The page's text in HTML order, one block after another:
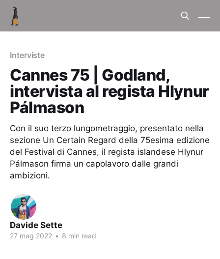
Interviste
Cannes 75 | Godland,
intervista al regista Hlynur
Pálmason
Con il suo terzo lungometraggio, presentato nella
sezione Un Certain Regard della 75esima edizione
del Festival di Cannes, il regista islandese Hlynur
Pálmason firma un capolavoro dalle grandi
ambizioni.
Davide Sette
27 mag 2022 • 8 min read